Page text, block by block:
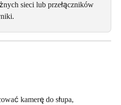
sieci lub przełączników
kamerę do słupa,